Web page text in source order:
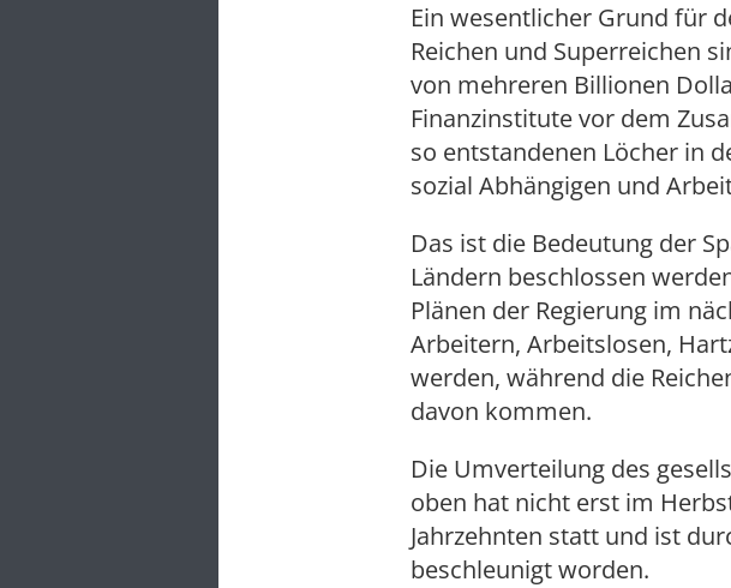
Ein wesentlicher Grund für
Reichen und Superreichen
von mehreren Billionen
Finanzinstitute vor dem
so entstandenen Löcher in
sozial Abhängigen und
Das ist die Bedeutung der
Ländern beschlossen
Plänen der Regierung im
Arbeitern, Arbeitslosen,
werden, während die
davon kommen.
Die Umverteilung des
oben hat nicht erst im
Jahrzehnten statt und ist
beschleunigt worden.